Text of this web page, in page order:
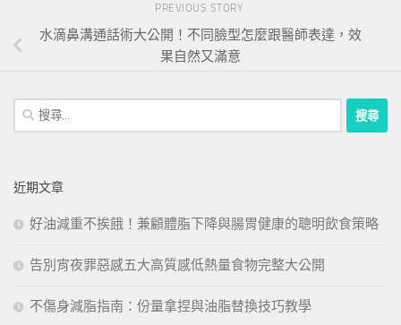
PREVIOUS STORY
水滴鼻溝通話術大公開！不同臉型怎麼跟醫師表達，效
果自然又滿意
搜
尋
字:
近期文章
好油減重不挨餓！兼顧體脂下降與腸胃健康的聰明飲食策略
告別宵夜罪惡感五大高質感低熱量食物完整大公開
不傷身減脂指南：份量拿捏與油脂替換技巧教學